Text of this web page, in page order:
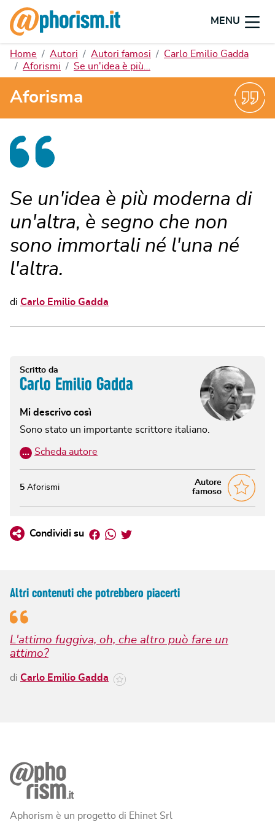
MENU
Home Autori Autori famosi
Carlo Emilio Gadda
Aforismi
Se un'idea è più…
Aforisma
Se un'idea è più moderna di
un'altra, è segno che non
sono immortali né l'una né
l'altra.
di Carlo Emilio Gadda
Scritto da
Carlo Emilio Gadda
Mi descrivo così
Sono stato un importante scrittore italiano.
… Scheda autore
Autore
famoso
5 Aforismi
Condividi su Facebook
Whatsapp
Twitter
Altri contenuti che potrebbero piacerti
L'attimo fuggiva, oh, che altro può fare un
attimo?
di Carlo Emilio Gadda
Aphorism è un progetto di Ehinet Srl